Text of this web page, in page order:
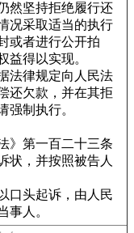
然坚持拒绝履行还
况采取适当的执行
或者进行公开拍
益得以实现。
法律规定向人民法
还欠款，并在其拒
强制执行。
》第一百二十三条
状，并按照被告人
口头起诉，由人民
事人。